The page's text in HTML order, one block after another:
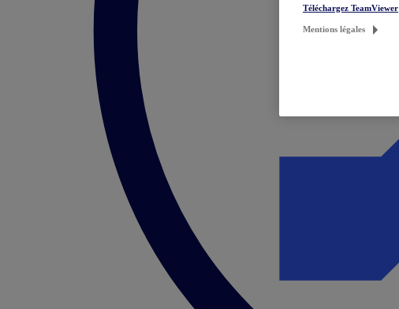
Téléchargez TeamViewer
Mentions légales